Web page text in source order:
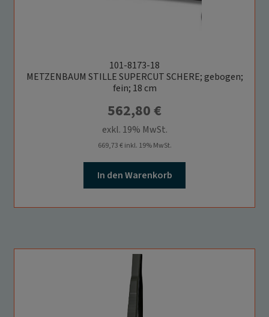
101-8173-18
METZENBAUM STILLE SUPERCUT SCHERE; gebogen;
fein; 18 cm
562,80€
exkl. 19% MwSt.
669,73€inkl. 19% MwSt.
In den Warenkorb